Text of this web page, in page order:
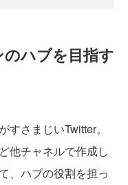
ハブを目指す
さまじいTwitter。
他チャネルで作成し
、ハブの役割を担っ